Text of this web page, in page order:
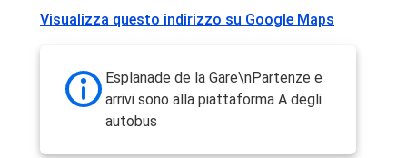
Visualizza questo indirizzo su Google Maps
Esplanade de la Gare\nPartenze e
arrivi sono alla piattaforma A degli
autobus